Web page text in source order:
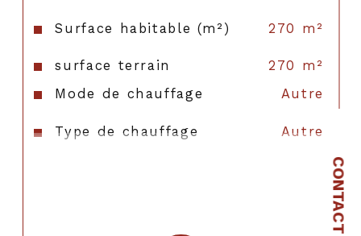
CONTACT
Surface habitable (m²) 270 m²
surface terrain
270 m²
Mode de chauffage
Autre
Type de chauffage Autre